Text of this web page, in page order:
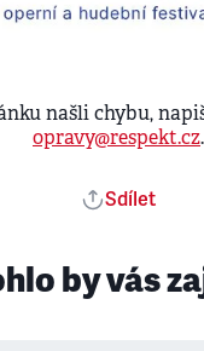
našli chybu,
opravy@respekt.cz.
Sdílet
by vás